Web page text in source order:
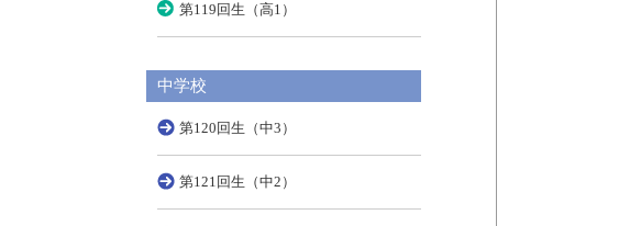
第119回生（高1）
中学校
第120回生（中3）
第121回生（中2）